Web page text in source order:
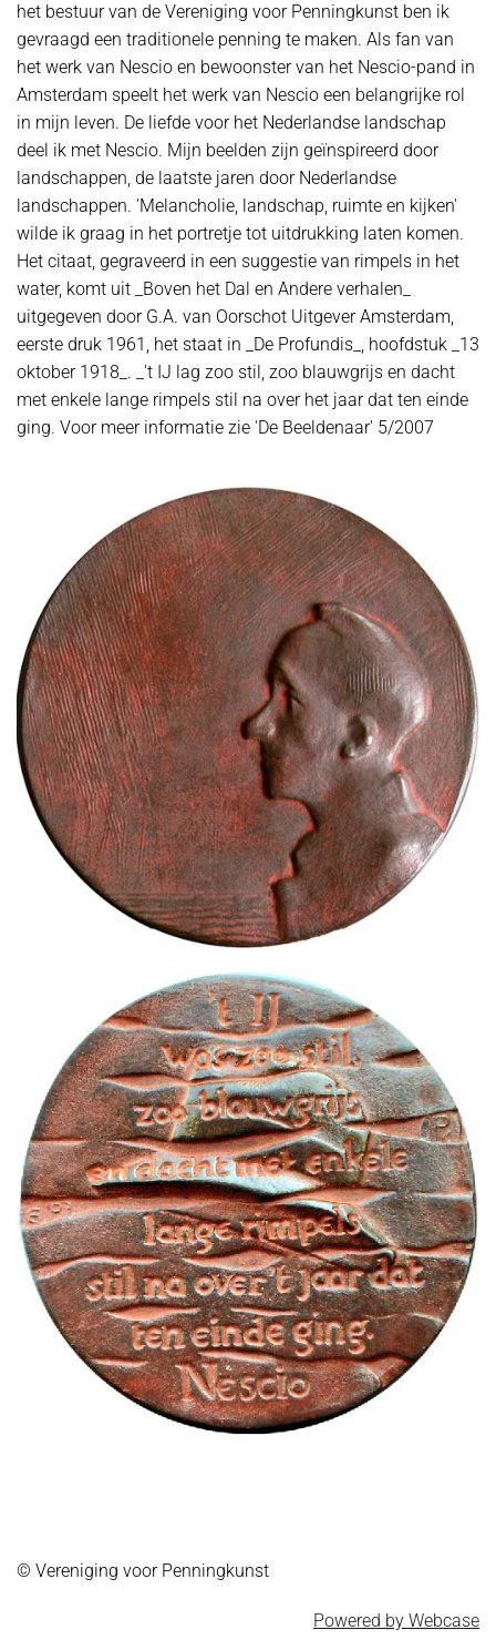
het bestuur van de Vereniging voor Penningkunst ben ik
gevraagd een traditionele penning te maken. Als fan van
het werk van Nescio en bewoonster van het Nescio-pand in
Amsterdam speelt het werk van Nescio een belangrijke rol
in mijn leven. De liefde voor het Nederlandse landschap
deel ik met Nescio. Mijn beelden zijn geïnspireerd door
landschappen, de laatste jaren door Nederlandse
landschappen. 'Melancholie, landschap, ruimte en kijken'
wilde ik graag in het portretje tot uitdrukking laten komen.
Het citaat, gegraveerd in een suggestie van rimpels in het
water, komt uit _Boven het Dal en Andere verhalen_
uitgegeven door G.A. van Oorschot Uitgever Amsterdam,
eerste druk 1961, het staat in _De Profundis_, hoofdstuk _13
oktober 1918_. _'t IJ lag zoo stil, zoo blauwgrijs en dacht
met enkele lange rimpels stil na over het jaar dat ten einde
ging. Voor meer informatie zie 'De Beeldenaar' 5/2007
© Vereniging voor Penningkunst
Powered by Webcase